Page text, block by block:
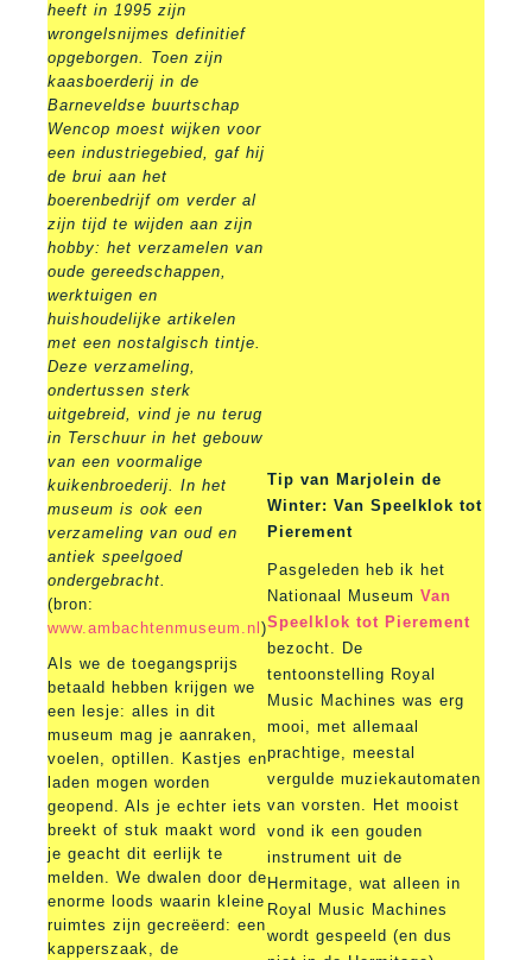
heeft in 1995 zijn
wrongelsnijmes definitief
opgeborgen. Toen zijn
kaasboerderij in de
Barneveldse buurtschap
Wencop moest wijken voor
een industriegebied, gaf hij
de brui aan het
boerenbedrijf om verder al
zijn tijd te wijden aan zijn
hobby: het verzamelen van
oude gereedschappen,
werktuigen en
huishoudelijke artikelen
met een nostalgisch tintje.
Deze verzameling,
ondertussen sterk
uitgebreid, vind je nu terug
in Terschuur in het gebouw
van een voormalige
kuikenbroederij. In het
museum is ook een
verzameling van oud en
antiek speelgoed
ondergebracht.
(bron:
www.ambachtenmuseum.nl )
Als we de toegangsprijs
betaald hebben krijgen we
een lesje: alles in dit
museum mag je aanraken,
voelen, optillen. Kastjes en
laden mogen worden
geopend. Als je echter iets
breekt of stuk maakt word
je geacht dit eerlijk te
melden. We dwalen door de
enorme loods waarin kleine
ruimtes zijn gecreëerd: een
kapperszaak, de
Tip van Marjolein de
Winter: Van Speelklok tot
Pierement
Pasgeleden heb ik het
Nationaal Museum Van
Speelklok tot Pierement
bezocht. De
tentoonstelling Royal
Music Machines was erg
mooi, met allemaal
prachtige, meestal
vergulde muziekautomaten
van vorsten. Het mooist
vond ik een gouden
instrument uit de
Hermitage, wat alleen in
Royal Music Machines
wordt gespeeld (en dus